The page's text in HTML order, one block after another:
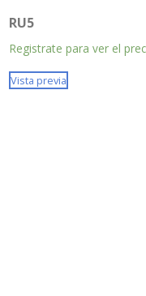
RU5
Registrate para ver el
Vista previa